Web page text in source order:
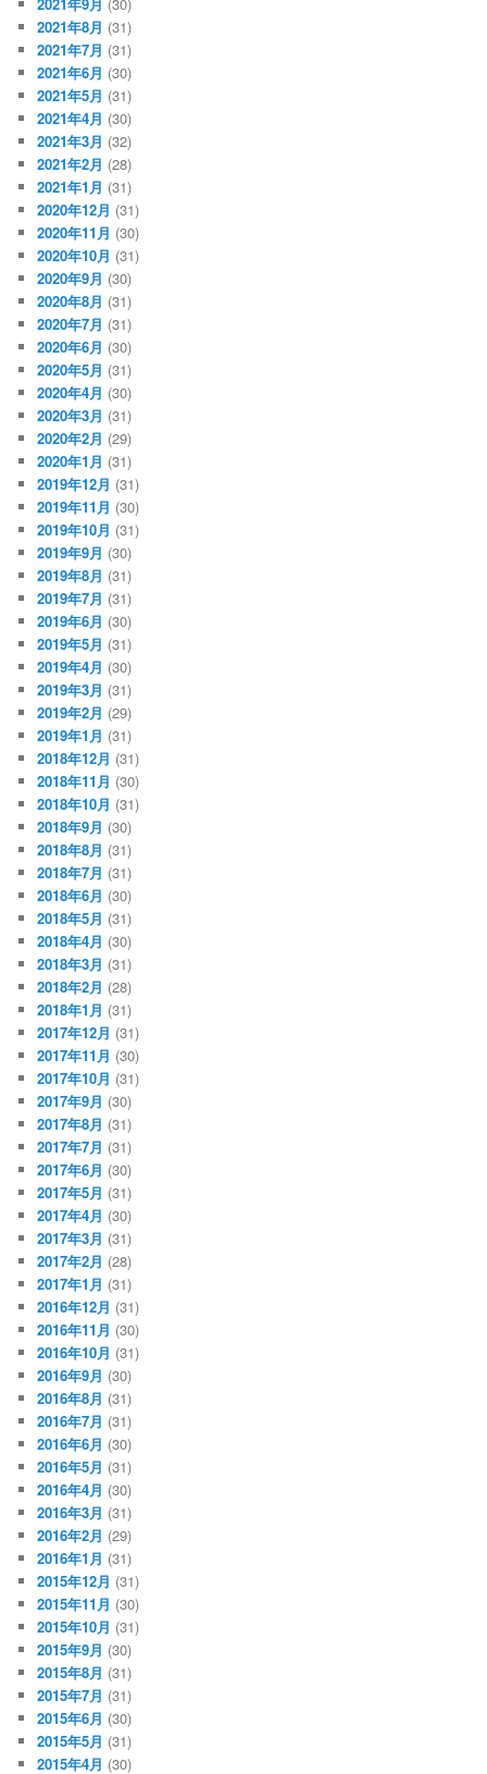
2021年8月 (31)
2021年7月 (31)
2021年6月 (30)
2021年5月 (31)
2021年4月 (30)
2021年3月 (32)
2021年2月 (28)
2021年1月 (31)
2020年12月 (31)
2020年11月 (30)
2020年10月 (31)
2020年9月 (30)
2020年8月 (31)
2020年7月 (31)
2020年6月 (30)
2020年5月 (31)
2020年4月 (30)
2020年3月 (31)
2020年2月 (29)
2020年1月 (31)
2019年12月 (31)
2019年11月 (30)
2019年10月 (31)
2019年9月 (30)
2019年8月 (31)
2019年7月 (31)
2019年6月 (30)
2019年5月 (31)
2019年4月 (30)
2019年3月 (31)
2019年2月 (29)
2019年1月 (31)
2018年12月 (31)
2018年11月 (30)
2018年10月 (31)
2018年9月 (30)
2018年8月 (31)
2018年7月 (31)
2018年6月 (30)
2018年5月 (31)
2018年4月 (30)
2018年3月 (31)
2018年2月 (28)
2018年1月 (31)
2017年12月 (31)
2017年11月 (30)
2017年10月 (31)
2017年9月 (30)
2017年8月 (31)
2017年7月 (31)
2017年6月 (30)
2017年5月 (31)
2017年4月 (30)
2017年3月 (31)
2017年2月 (28)
2017年1月 (31)
2016年12月 (31)
2016年11月 (30)
2016年10月 (31)
2016年9月 (30)
2016年8月 (31)
2016年7月 (31)
2016年6月 (30)
2016年5月 (31)
2016年4月 (30)
2016年3月 (31)
2016年2月 (29)
2016年1月 (31)
2015年12月 (31)
2015年11月 (30)
2015年10月 (31)
2015年9月 (30)
2015年8月 (31)
2015年7月 (31)
2015年6月 (30)
2015年5月 (31)
2015年4月 (30)